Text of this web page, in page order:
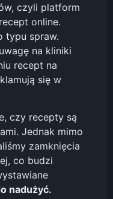
czyli platform
online.
typu spraw.
na kliniki
recept na
się w
czy recepty są
Jednak mimo
zamknięcia
co budzi
nadużyć.